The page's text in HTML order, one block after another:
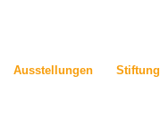
Ausstellungen Stiftung